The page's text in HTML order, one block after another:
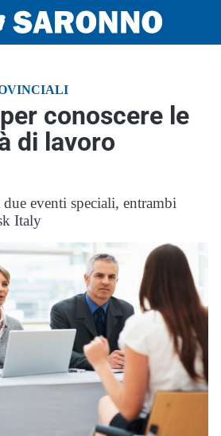
conoscere le
di lavoro
eventi speciali, entrambi
Italy